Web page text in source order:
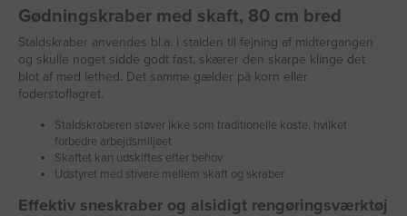
Gødningskraber med skaft, 80 cm bred
Staldskraber anvendes bl.a. i stalden til fejning af midtergangen
og skulle noget sidde godt fast, skærer den skarpe klinge det
blot af med lethed. Det samme gælder på korn eller
foderstoflagret.
Staldskraberen støver ikke som traditionelle koste, hvilket
forbedre arbejdsmiljøet
Skaftet kan udskiftes efter behov
Udstyret med stivere mellem skaft og skraber
Effektiv sneskraber og alsidigt rengøringsværktøj